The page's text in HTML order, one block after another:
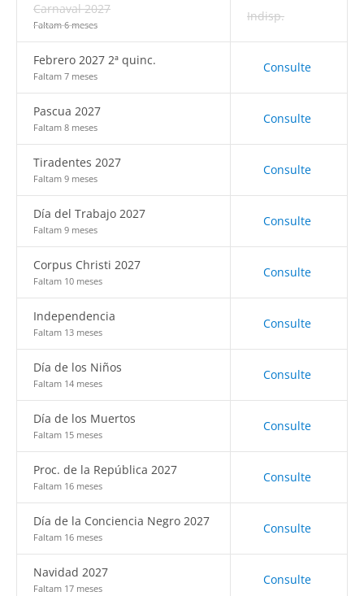
Carnaval 2027
Faltam 6 meses
Indisp.
Febrero 2027 2ª quinc.
Faltam 7 meses
Consulte
Pascua 2027
Faltam 8 meses
Consulte
Tiradentes 2027
Faltam 9 meses
Consulte
Día del Trabajo 2027
Faltam 9 meses
Consulte
Corpus Christi 2027
Faltam 10 meses
Consulte
Independencia
Faltam 13 meses
Consulte
Día de los Niños
Faltam 14 meses
Consulte
Día de los Muertos
Faltam 15 meses
Consulte
Proc. de la República 2027
Faltam 16 meses
Consulte
Día de la Conciencia Negro 2027
Faltam 16 meses
Consulte
Navidad 2027
Faltam 17 meses
Consulte